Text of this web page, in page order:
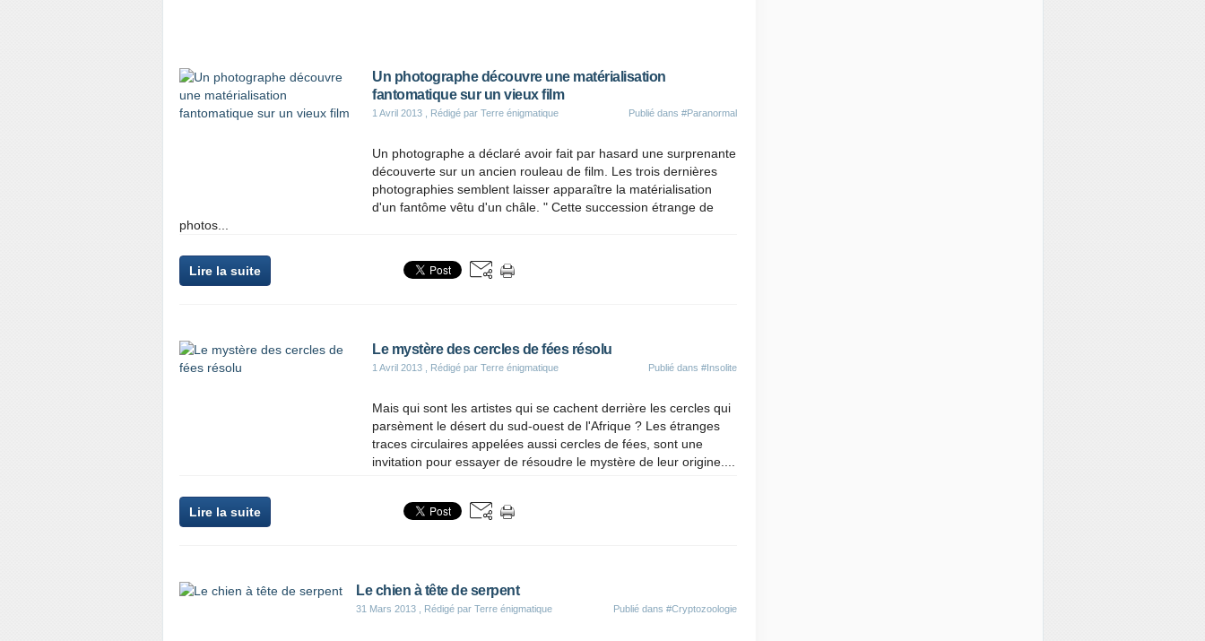
Un photographe découvre une matérialisation
fantomatique sur un vieux film
1 Avril 2013 , Rédigé par Terre énigmatique Publié dans #Paranormal
Un photographe a déclaré avoir fait par hasard une surprenante
découverte sur un ancien rouleau de film. Les trois dernières
photographies semblent laisser apparaître la matérialisation
d'un fantôme vêtu d'un châle. " Cette succession étrange de
photos...
Lire la suite
Le mystère des cercles de fées résolu
1 Avril 2013 , Rédigé par Terre énigmatique Publié dans #Insolite
Mais qui sont les artistes qui se cachent derrière les cercles qui
parsèment le désert du sud-ouest de l'Afrique ? Les étranges
traces circulaires appelées aussi cercles de fées, sont une
invitation pour essayer de résoudre le mystère de leur origine....
Lire la suite
Le chien à tête de serpent
31 Mars 2013 , Rédigé par Terre énigmatique Publié dans #Cryptozoologie